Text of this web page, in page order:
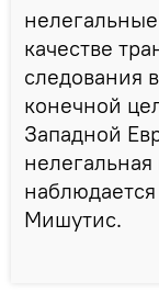
качестве
следования
конечной
Западной
Мишутис.